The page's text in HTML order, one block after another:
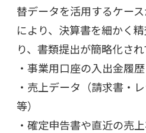
替データを活用するケー
により、決算書を細かく
り、書類提出が簡略化され
・事業用口座の入出金履歴
・売上データ（請求書・
等）
・確定申告書や直近の売